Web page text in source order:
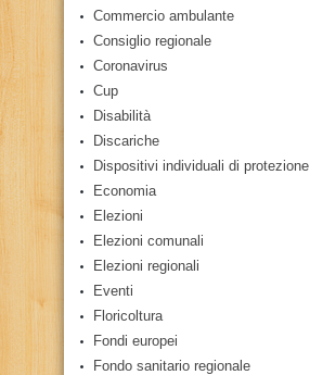
Commercio ambulante
Consiglio regionale
Coronavirus
Cup
Disabilità
Discariche
Dispositivi individuali di protezione
Economia
Elezioni
Elezioni comunali
Elezioni regionali
Eventi
Floricoltura
Fondi europei
Fondo sanitario regionale